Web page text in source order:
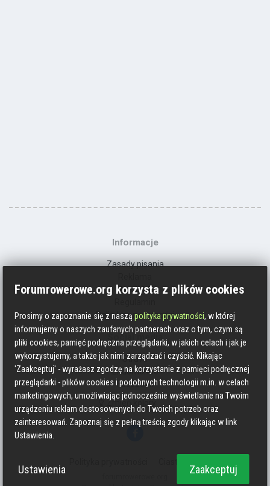
Informacje
Zasady pisania
Kontakt
Polityka prywatności
Social media
Strava
Endomondo
Facebook
Zmień kolory
Forumrowerowe.org korzysta z plików cookies
Prosimy o zapoznanie się z nasząpolityka prywatności, w której
informujemy o naszych zaufanych partnerach oraz o tym, czym są
pliki cookies, pamięć podręczna przeglądarki, w jakich celach i jak je
wykorzystujemy, a także jak nimi zarządzać i czyścić. Klikając
'Zaakceptuj' - wyrażasz zgodzę na korzystanie z pamięci podręcznej
przeglądarki - plików cookies i podobnych technologii m.in. w celach
marketingowych, umożliwiając jednocześnie wyświetlanie na Twoim
urządzeniu reklam dostosowanych do Twoich potrzeb oraz
zainteresowań. Zapoznaj się z pełną treścią zgody klikając w link
Ustawienia.
Ustawienia Zaakceptuj